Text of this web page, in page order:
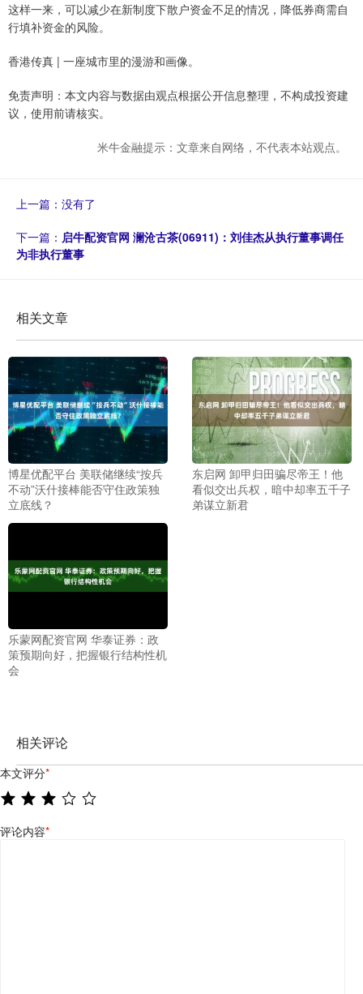
这样一来，可以减少在新制度下散户资金不足的情况，降低券商需自
行填补资金的风险。
香港传真 | 一座城市里的漫游和画像。
免责声明：本文内容与数据由观点根据公开信息整理，不构成投资建
议，使用前请核实。
米牛金融提示：文章来自网络，不代表本站观点。
上一篇：没有了
下一篇： 启牛配资官网 澜沧古茶(06911)：刘佳杰从执行董事调任
为非执行董事
相关文章
博星优配平台 美联储继续“按兵
不动”沃什接棒能否守住政策独
立底线？
东启网 卸甲归田骗尽帝王！他
看似交出兵权，暗中却率五千子
弟谋立新君
乐蒙网配资官网 华泰证券：政
策预期向好，把握银行结构性机
会
相关评论
本文评分*
评论内容*